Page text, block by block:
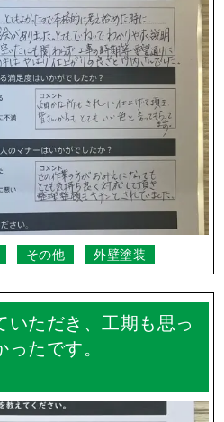
その他 外壁塗装
いただき、工期も思っ
たです。